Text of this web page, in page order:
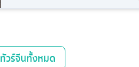
ทัวร์จีนทั้งหมด